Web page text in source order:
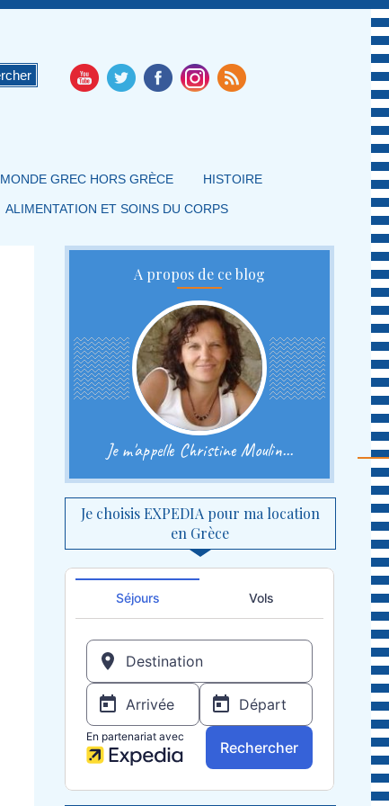
MONDE GREC HORS GRÈCE HISTOIRE
ALIMENTATION ET SOINS DU CORPS
A propos de ce blog
Je m'appelle Christine Moulin...
Je choisis EXPEDIA pour ma location
en Grèce